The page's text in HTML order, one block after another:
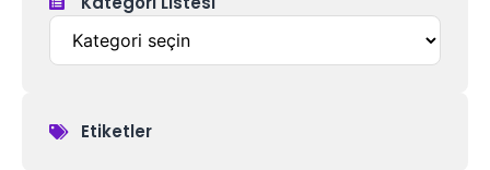
Etiketler